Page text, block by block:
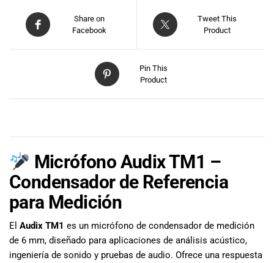
Share on
Facebook
Tweet This
Product
Pin This
Product
Micrófono Audix TM1 –
Condensador de Referencia
para Medición
El Audix TM1 es un micrófono de condensador de medición
de 6 mm, diseñado para aplicaciones de análisis acústico,
ingeniería de sonido y pruebas de audio. Ofrece una respuesta